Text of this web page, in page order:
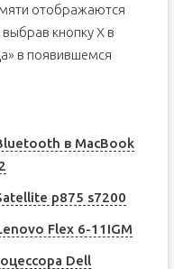
отображаются
кнопку X в
в появившемся
в MacBook
p875 s7200
Flex 6-11IGM
Dell